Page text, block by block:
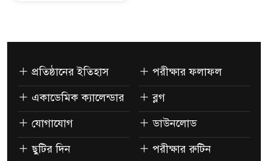
প্রতিষ্ঠানের ইতিহাস
একাডেমিক ক্যালেন্ডার
যোগাযোগ
ছুটির দিন
পরীক্ষার ফলাফল
ব্লগ
ডাউনলোড
পরীক্ষার রুটিন